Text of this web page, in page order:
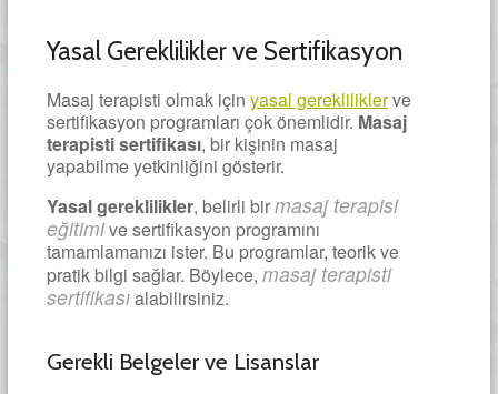
Yasal Gereklilikler ve Sertifikasyon
Masaj terapisti olmak için yasal gerekliliklerve
sertifikasyon programları çok önemlidir. Masaj
terapisti sertifikası, bir kişinin masaj
yapabilme yetkinliğini gösterir.
Yasal gereklilikler, belirli birmasaj terapisi
eğitimive sertifikasyon programını
tamamlamanızı ister. Bu programlar, teorik ve
pratik bilgi sağlar. Böylece, masaj terapisti
sertifikasıalabilirsiniz.
Gerekli Belgeler ve Lisanslar